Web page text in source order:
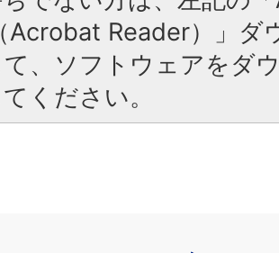
Acrobat Reader）」ダ
て、ソフトウェアをダ
ください。